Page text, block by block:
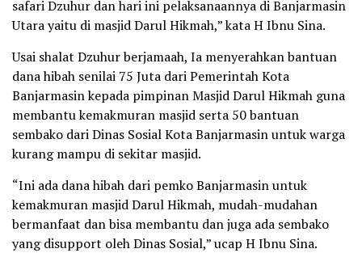
safari Dzuhur dan hari ini pelaksanaannya di Banjarmasin
Utara yaitu di masjid Darul Hikmah,” kata H Ibnu Sina.
Usai shalat Dzuhur berjamaah, Ia menyerahkan bantuan
dana hibah senilai 75 Juta dari Pemerintah Kota
Banjarmasin kepada pimpinan Masjid Darul Hikmah guna
membantu kemakmuran masjid serta 50 bantuan
sembako dari Dinas Sosial Kota Banjarmasin untuk warga
kurang mampu di sekitar masjid.
“Ini ada dana hibah dari pemko Banjarmasin untuk
kemakmuran masjid Darul Hikmah, mudah-mudahan
bermanfaat dan bisa membantu dan juga ada sembako
yang disupport oleh Dinas Sosial,” ucap H Ibnu Sina.